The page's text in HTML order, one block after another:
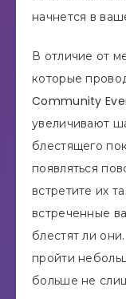
начнется в
В отличие от
которые
Community
увеличивают
блестящего
появляться
встретите их
встреченные
блестят ли
пройти
больше не